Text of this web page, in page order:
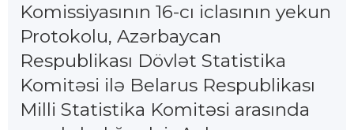
Komissiyasının 16-cı iclasının yekun
Protokolu, Azərbaycan
Respublikası Dövlət Statistika
Komitəsi ilə Belarus Respublikası
Milli Statistika Komitəsi arasında